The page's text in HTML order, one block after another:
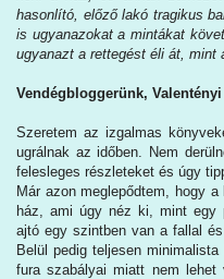
hasonlító, előző lakó tragikus
is ugyanazokat a mintákat
ugyanazt a rettegést éli át, mint
Vendégbloggerünk,
Szeretem az izgalmas
ugrálnak az időben. Nem
felesleges részleteket és úgy
Már azon meglepődtem, hogy
ház, ami úgy néz ki, mint egy
ajtó egy szintben van a fallal
Belül pedig teljesen
fura szabályai miatt nem lehet